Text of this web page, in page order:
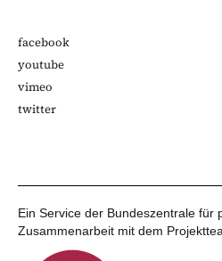
facebook
youtube
vimeo
twitter
Ein Service der Bundeszentrale für
Zusammenarbeit mit dem